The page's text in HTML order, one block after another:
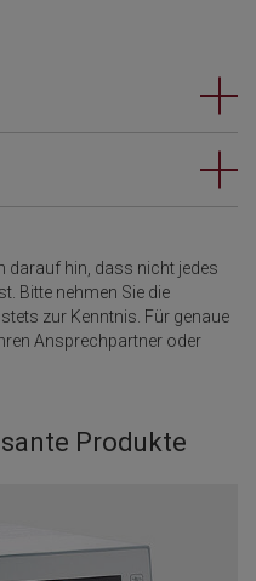
darauf hin, dass nicht jedes
Bitte nehmen Sie die
zur Kenntnis. Für genaue
Ansprechpartner oder
Produkte